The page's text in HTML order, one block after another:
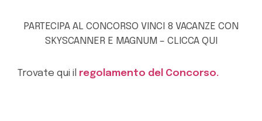
PARTECIPA AL CONCORSO VINCI 8 VACANZE CON
SKYSCANNER E MAGNUM – CLICCA QUI
Trovate qui il regolamento del Concorso.